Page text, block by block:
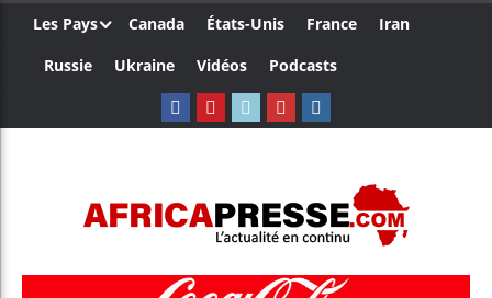
Les Pays Canada États-Unis France
Iran
Russie
Ukraine Vidéos Podcasts